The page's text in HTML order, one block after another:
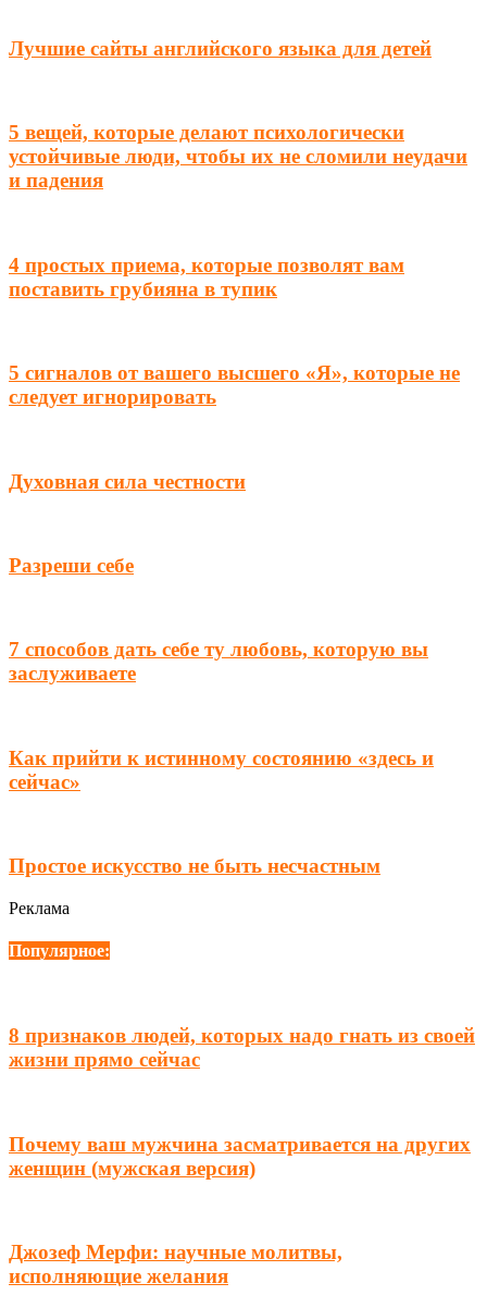
Лучшие сайты английского языка для детей
5 вещей, которые делают психологически
устойчивые люди, чтобы их не сломили неудачи
и падения
4 простых приема, которые позволят вам
поставить грубияна в тупик
5 сигналов от вашего высшего «Я», которые не
следует игнорировать
Духовная сила честности
Разреши себе
7 способов дать себе ту любовь, которую вы
заслуживаете
Как прийти к истинному состоянию «здесь и
сейчас»
Простое искусство не быть несчастным
Реклама
Популярное:
8 признаков людей, которых надо гнать из своей
жизни прямо сейчас
Почему ваш мужчина засматривается на других
женщин (мужская версия)
Джозеф Мерфи: научные молитвы,
исполняющие желания